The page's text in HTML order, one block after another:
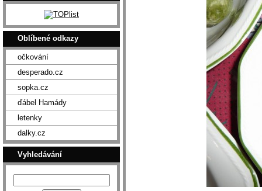
Oblíbené odkazy
očkování
desperado.cz
sopka.cz
ďábel Hamády
letenky
dalky.cz
Vyhledávání